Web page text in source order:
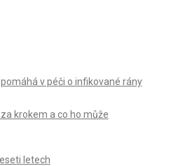
v péči o infikované rány
krokem a co ho může
letech